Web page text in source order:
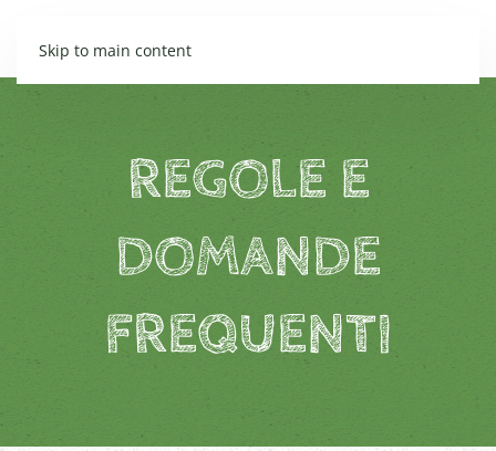
Skip to main content
REGOLE E
DOMANDE
FREQUENTI